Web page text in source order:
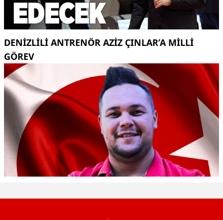
DENIZLILI ANTRENÖR AZIZ ÇINLAR’A MILLI
GÖREV